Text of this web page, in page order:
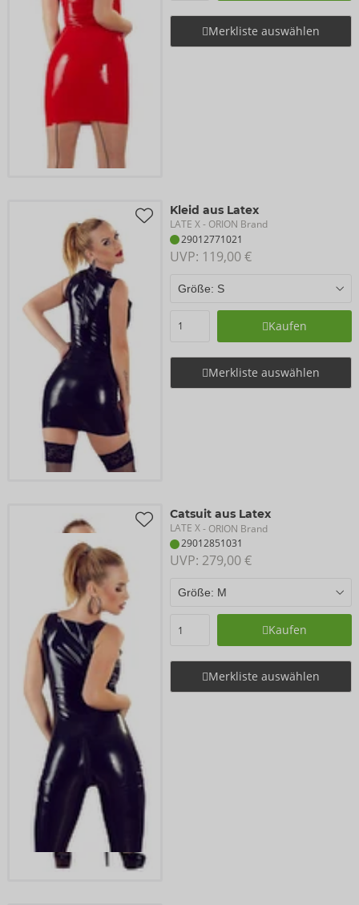
Merkliste auswählen
Kleid aus Latex
LATE X- ORION Brand
29012771021
UVP: 119,00 €
Kaufen
Merkliste auswählen
Catsuit aus Latex
LATE X- ORION Brand
29012851031
UVP: 279,00 €
Kaufen
Merkliste auswählen